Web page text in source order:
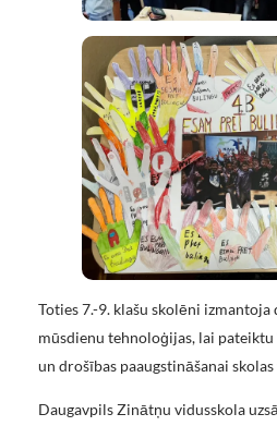
Toties 7.-9. klašu skolēni
mūsdienu tehnoloģijas, lai pateiktu
un drošības paaugstināšanai
Daugavpils Zinātņu vidusskola